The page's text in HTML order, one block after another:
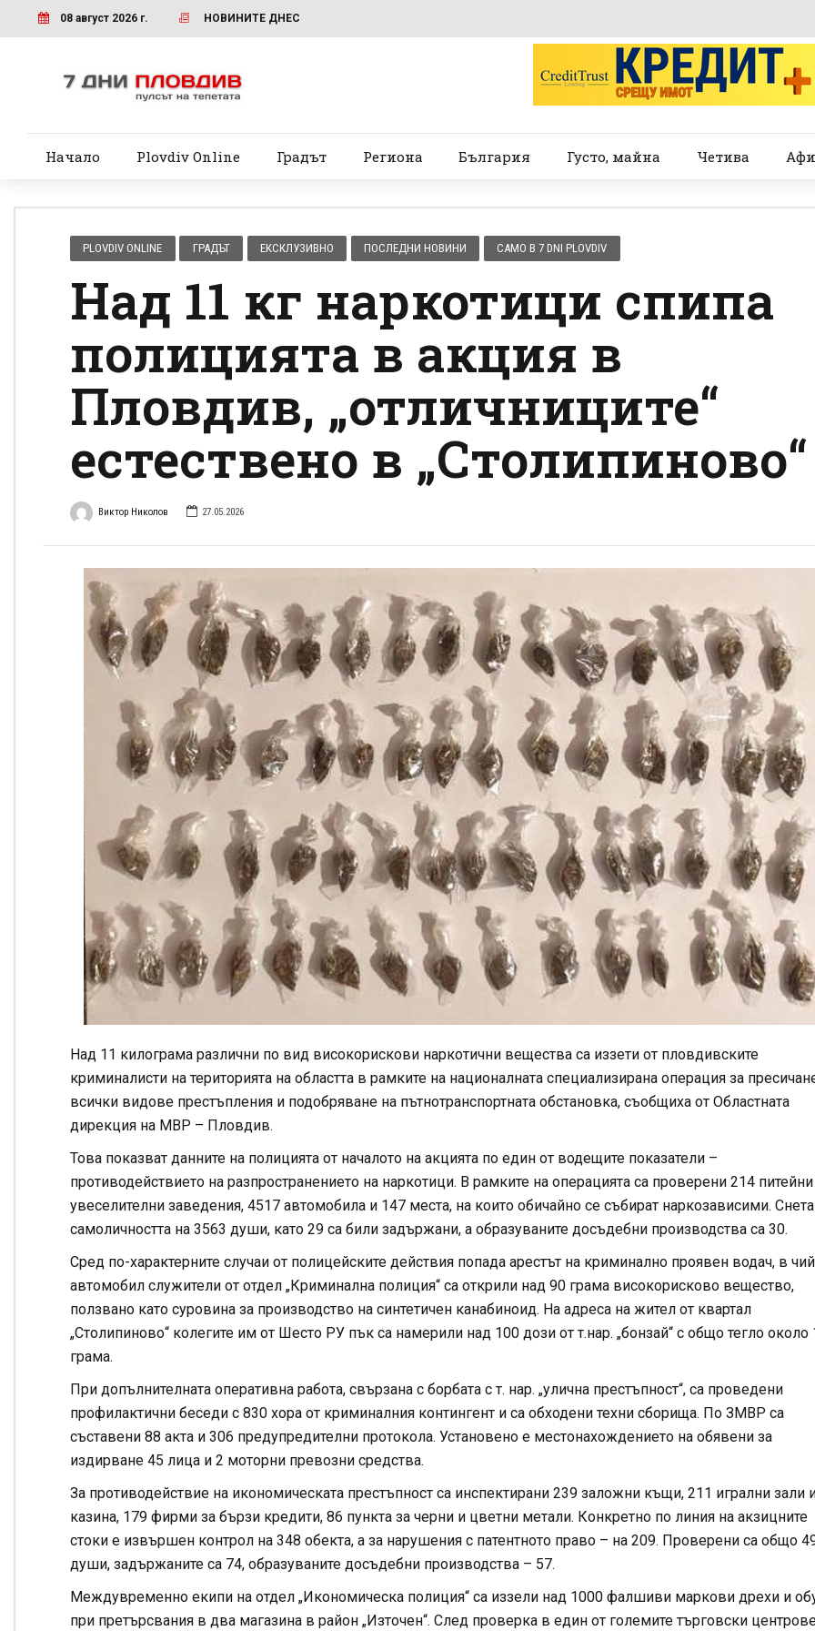
08 август 2026 г. НОВИНИТЕ ДНЕС
Начало Plovdiv Online Градът Региона България Густо, майна Четива
PLOVDIV ONLINE ГРАДЪТ ЕКСКЛУЗИВНО ПОСЛЕДНИ НОВИНИ САМО В 7 DNI PLOVDIV
Над 11 кг наркотици спипа
полицията в акция в
Пловдив, „отличниците“
естествено в „Столипиново“
Виктор Николов 27.05.2026
Над 11 килограма различни по вид високорискови наркотични вещества са иззети от пловдивските
криминалисти на територията на областта в рамките на националната специализирана операция за
всички видове престъпления и подобряване на пътнотранспортната обстановка, съобщиха от Областната
дирекция на МВР – Пловдив.
Това показват данните на полицията от началото на акцията по един от водещите показатели –
противодействието на разпространението на наркотици. В рамките на операцията са проверени 214
увеселителни заведения, 4517 автомобила и 147 места, на които обичайно се събират наркозависими.
самоличността на 3563 души, като 29 са били задържани, а образуваните досъдебни производства са 30.
Сред по-характерните случаи от полицейските действия попада арестът на криминално проявен водач, в
автомобил служители от отдел „Криминална полиция“ са открили над 90 грама високорисково вещество,
ползвано като суровина за производство на синтетичен канабиноид. На адреса на жител от квартал
„Столипиново“ колегите им от Шесто РУ пък са намерили над 100 дози от т.нар. „бонзай“ с общо тегло около
грама.
При допълнителната оперативна работа, свързана с борбата с т. нар. „улична престъпност“, са проведени
профилактични беседи с 830 хора от криминалния контингент и са обходени техни сборища. По ЗМВР са
съставени 88 акта и 306 предупредителни протокола. Установено е местонахождението на обявени за
издирване 45 лица и 2 моторни превозни средства.
За противодействие на икономическата престъпност са инспектирани 239 заложни къщи, 211 игрални зали
казина, 179 фирми за бързи кредити, 86 пункта за черни и цветни метали. Конкретно по линия на акзицните
стоки е извършен контрол на 348 обекта, а за нарушения с патентното право – на 209. Проверени са общо
души, задържаните са 74, образуваните досъдебни производства – 57.
Междувременно екипи на отдел „Икономическа полиция“ са иззели над 1000 фалшиви маркови дрехи и
при претърсвания в два магазина в район „Източен“. След проверка в един от големите търговски